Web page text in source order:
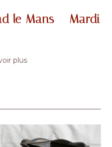
le Mans – Mardi
plus